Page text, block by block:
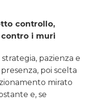
controllo,
i muri
pazienza e
poi scelta
mirato
e, se